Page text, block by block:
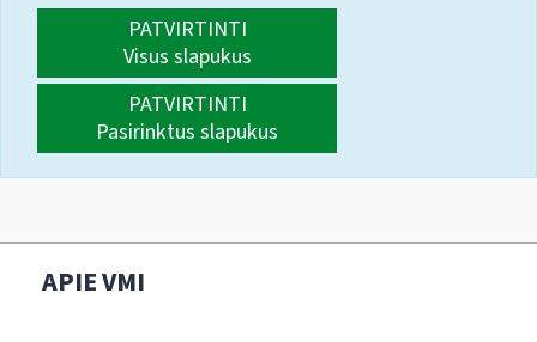
PATVIRTINTI
Visus slapukus
PATVIRTINTI
Pasirinktus slapukus
APIE VMI